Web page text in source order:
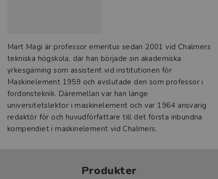
Mart Mägi är professor emeritus sedan 2001 vid Chalmers
tekniska högskola, där han började sin akademiska
yrkesgärning som assistent vid institutionen för
Maskinelement 1959 och avslutade den som professor i
fordonsteknik. Däremellan var han länge
universitetslektor i maskinelement och var 1964 ansvarig
redaktör för och huvudförfattare till det första inbundna
kompendiet i maskinelement vid Chalmers.
Produkter